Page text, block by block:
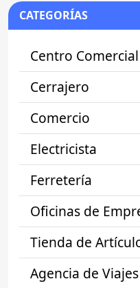
CATEGORÍAS
Centro Comercial
Cerrajero
Comercio
Electricista
Ferretería
Oficinas de
Tienda de
Agencia de Viajes